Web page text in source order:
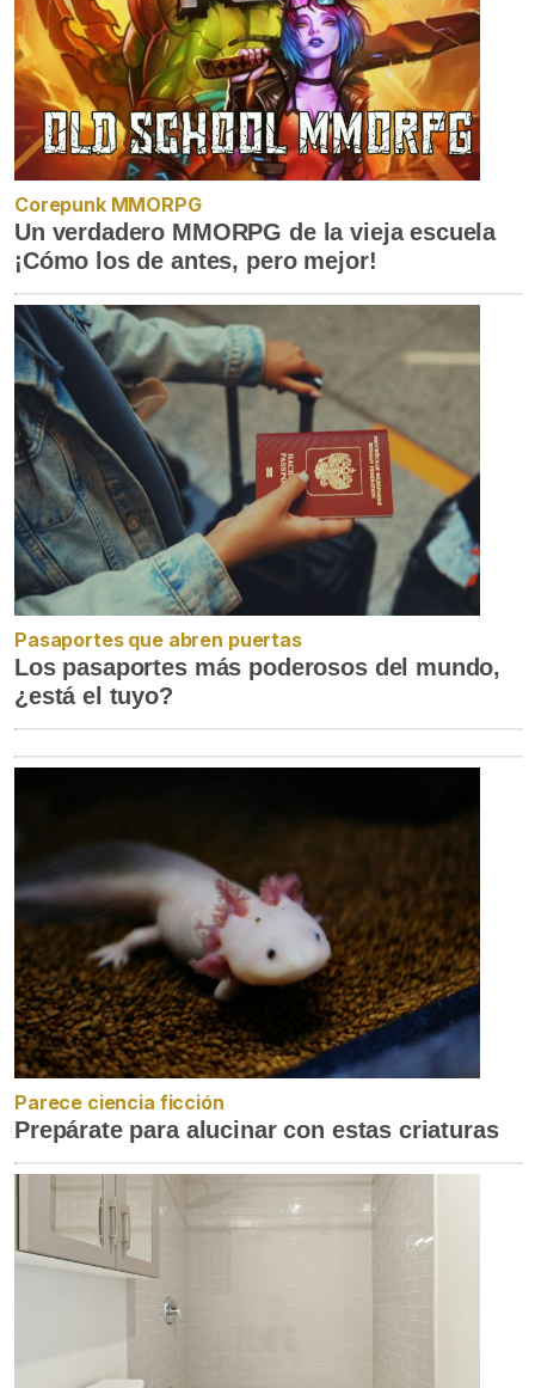
Corepunk MMORPG
Un verdadero MMORPG de la vieja escuela
¡Cómo los de antes, pero mejor!
Pasaportes que abren puertas
Los pasaportes más poderosos del mundo,
¿está el tuyo?
Parece ciencia ficción
Prepárate para alucinar con estas criaturas